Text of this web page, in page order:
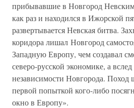
прибывавшие в Новгород
как раз и находился в Ижорской
развертывается Невская битва.
коридора лишал Новгород
Западную Европу, чем создавал
северо-русской экономике, а
независимости Новгорода. Поход
первой попыткой кого-либо
окно в Европу».